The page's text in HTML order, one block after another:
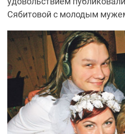
Сябитовой с молодым